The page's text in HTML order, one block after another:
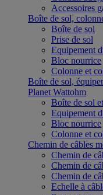
Accessoires
Boîte de sol,
Boîte de sol
Prise de sol
Equipement
Bloc nourrice
Colonne et
Boîte de sol,
Planet Wattohm
Boîte de sol
Equipement
Bloc nourrice
Colonne et
Chemin de câbles
Chemin de
Chemin de
Chemin de
Echelle à